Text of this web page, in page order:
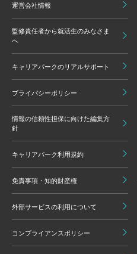
運営会社情報
監修責任者から就活生のみなさま
へ
キャリアパークのリアルサポート
プライバシーポリシー
情報の信頼性担保に向けた編集方
針
キャリアパーク利用規約
免責事項・知的財産権
外部サービスの利用について
コンプライアンスポリシー